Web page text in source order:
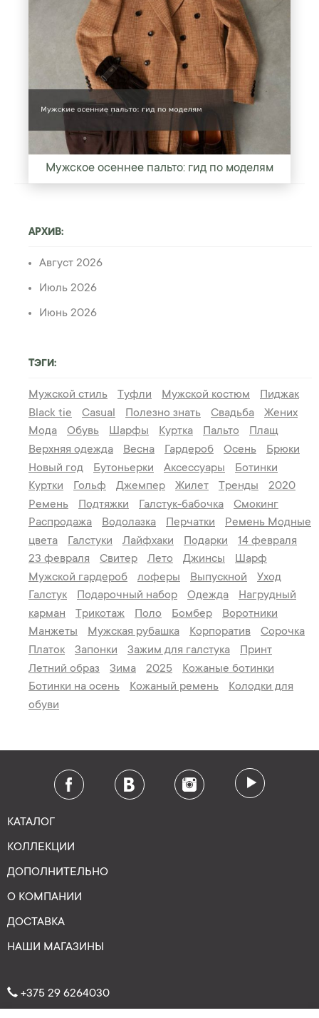
Мужское осеннее пальто: гид по моделям
АРХИВ:
Август 2026
Июль 2026
Июнь 2026
ТЭГИ:
Мужской стиль Туфли Мужской костюм
Пиджак
Black tie
Casual Полезно знать Свадьба
Жених
Мода
Обувь Шарфы Куртка Пальто
Плащ
Верхняя одежда
Весна Гардероб Осень
Брюки
Новый год
Бутоньерки Аксессуары
Ботинки
Куртки
Гольф Джемпер Жилет Тренды
2020
Ремень
Подтяжки Галстук-бабочка
Смокинг
Распродажа
Водолазка Перчатки Ремень Модные
цвета
Галстуки Лайфхаки Подарки
14 февраля
23 февраля
Свитер Лето Джинсы
Шарф
Мужской гардероб
лоферы Выпускной
Уход
Галстук
Подарочный набор Одежда
Нагрудный
карман
Трикотаж Поло Бомбер
Воротники
Манжеты
Мужская рубашка Корпоратив
Сорочка
Платок
Запонки Зажим для галстука
Принт
Летний образ
Зима 2025
Кожаные ботинки
Ботинки на осень
Кожаный ремень
Колодки для
обуви
КАТАЛОГ
КОЛЛЕКЦИИ
ДОПОЛНИТЕЛЬНО
О КОМПАНИИ
ДОСТАВКА
НАШИ МАГАЗИНЫ
+375 29 6264030